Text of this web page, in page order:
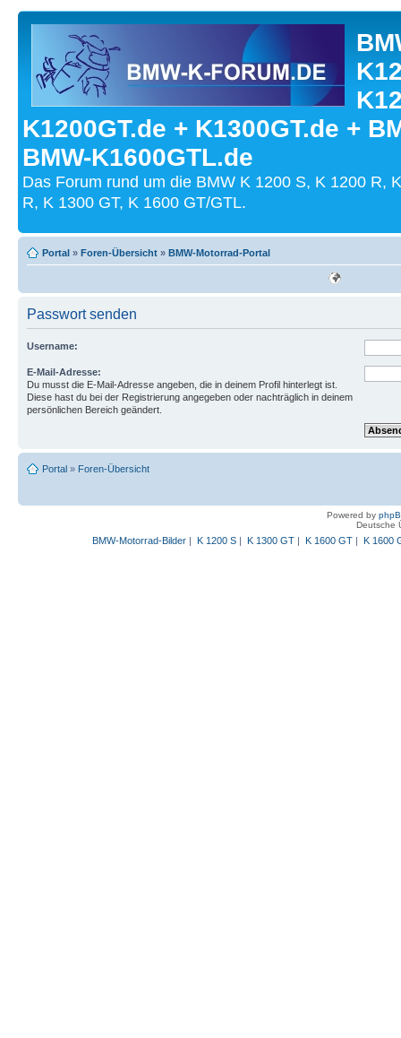
K1200GT.de + K1300GT.de +
BMW-K1600GTL.de
Das Forum rund um die BMW K 1200 S, K 1200 R,
R, K 1300 GT, K 1600 GT/GTL.
Portal » Foren-Übersicht » BMW-Motorrad-Portal
Passwort senden
Username:
E-Mail-Adresse:
Du musst die E-Mail-Adresse angeben, die in deinem Profil hinterlegt ist.
Diese hast du bei der Registrierung angegeben oder nachträglich in deinem
persönlichen Bereich geändert.
Portal » Foren-Übersicht
Powered by
Deutsche
BMW-Motorrad-Bilder| K 1200 S| K 1300 GT| K 1600 GT| K 1600